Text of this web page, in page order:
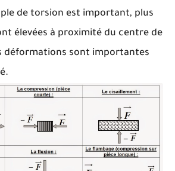
de torsion est important, plus
élevées à proximité du centre de
déformations sont importantes